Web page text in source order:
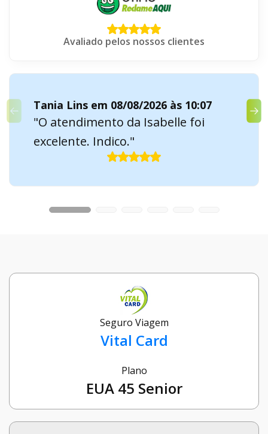
Avaliado pelos nossos clientes
Tania Lins em 08/08/2026 às 10:07
"O atendimento da Isabelle foi
excelente. Indico."
Seguro Viagem
Vital Card
Plano
EUA 45 Senior